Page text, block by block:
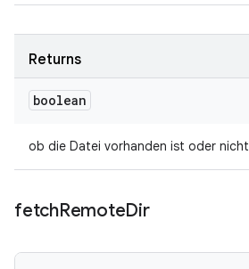
Returns
boolean
ob die Datei vorhanden ist oder nicht
fetchRemoteDir